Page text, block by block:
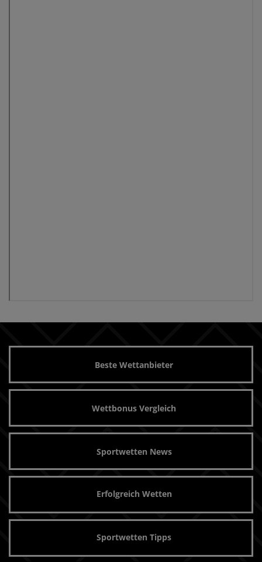
Beste Wettanbieter
Wettbonus Vergleich
Sportwetten News
Erfolgreich Wetten
Sportwetten Tipps